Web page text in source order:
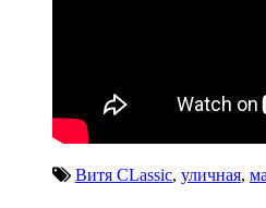
Витя CLassic, уличная,